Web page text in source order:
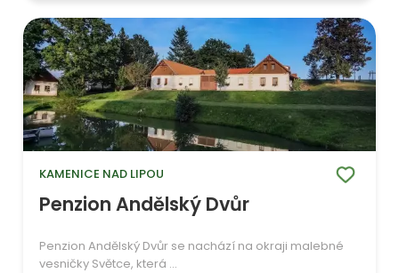
KAMENICE NAD LIPOU
Penzion Andělský Dvůr
Penzion Andělský Dvůr se nachází na okraji malebné
vesničky Světce, která ...